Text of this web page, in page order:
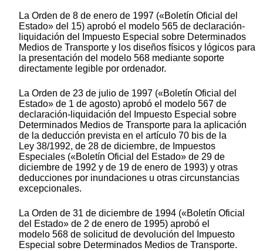
La Orden de 8 de enero de 1997 («Boletín Oficial del
Estado» del 15) aprobó el modelo 565 de declaración-
liquidación del Impuesto Especial sobre Determinados
Medios de Transporte y los diseños físicos y lógicos para
la presentación del modelo 568 mediante soporte
directamente legible por ordenador.
La Orden de 23 de julio de 1997 («Boletín Oficial del
Estado» de 1 de agosto) aprobó el modelo 567 de
declaración-liquidación del Impuesto Especial sobre
Determinados Medios de Transporte para la aplicación
de la deducción prevista en el artículo 70 bis de la
Ley 38/1992, de 28 de diciembre, de Impuestos
Especiales («Boletín Oficial del Estado» de 29 de
diciembre de 1992 y de 19 de enero de 1993) y otras
deducciones por inundaciones u otras circunstancias
excepcionales.
La Orden de 31 de diciembre de 1994 («Boletín Oficial
del Estado» de 2 de enero de 1995) aprobó el
modelo 568 de solicitud de devolución del Impuesto
Especial sobre Determinados Medios de Transporte.